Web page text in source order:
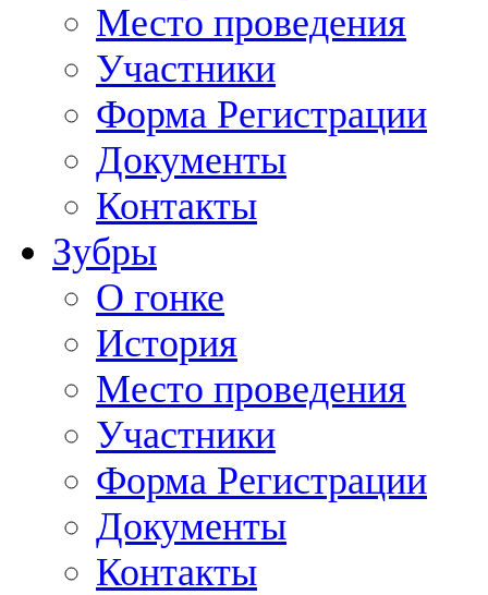
Место проведения
Участники
Форма Регистрации
Документы
Контакты
Зубры
О гонке
История
Место проведения
Участники
Форма Регистрации
Документы
Контакты